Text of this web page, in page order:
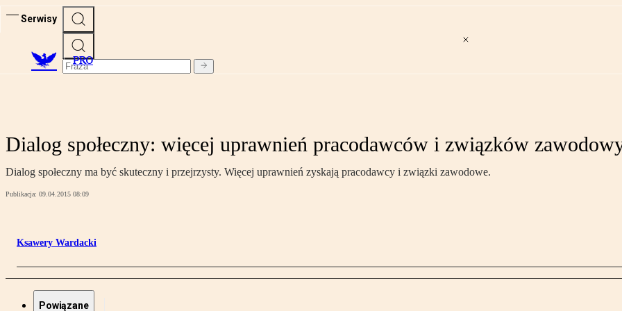
Serwisy
PRO
Dialog społeczny: więcej uprawnień pracodawców i związków
Dialog społeczny ma być skuteczny i przejrzysty. Więcej uprawnień zyskają pracodawcy i związki zawodowe.
Publikacja: 09.04.2015 08:09
Ksawery Wardacki
Powiązane